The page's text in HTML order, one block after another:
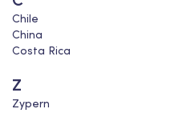
Chile
China
Costa Rica
Z
Zypern